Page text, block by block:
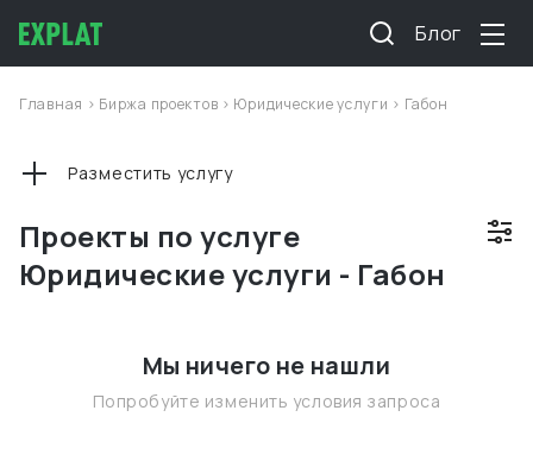
Блог
Главная > Биржа проектов > Юридические услуги > Габон
Проекты по услуге
Юридические услуги - Габон
Разместить услугу
Мы ничего не нашли
Попробуйте изменить условия запроса